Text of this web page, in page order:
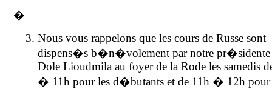
�
Nous vous rappelons que les cours de Russe sont
dispens�s b�n�volement par notre pr�sidente
Dole Lioudmila au foyer de la Rode les samedis
� 11h pour les d�butants et de 11h � 12h pour